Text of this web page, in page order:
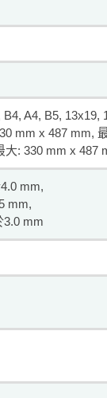
A4, B5, 13x19,
mm x 487 mm,
大: 330 mm x 487
mm,
mm,
3.0 mm